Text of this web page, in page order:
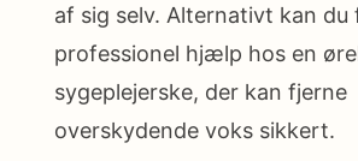
af sig selv. Alternativt kan du
professionel hjælp hos en
sygeplejerske, der kan fjerne
overskydende voks sikkert.